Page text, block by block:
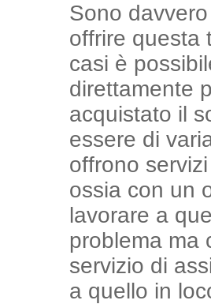
Sono
offrire questa
casi è
direttamente
acquistato il
essere di
offrono
ossia con un
lavorare a
problema ma
servizio di
a quello in